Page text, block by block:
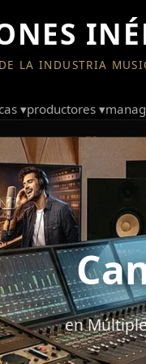
LA INDUSTRIA
▾productores ▾
en